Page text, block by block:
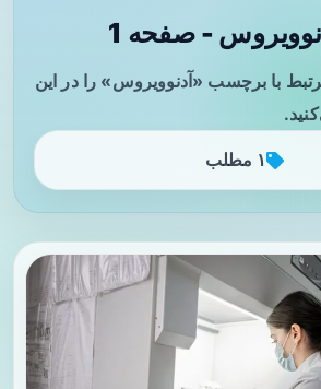
- صفحه 1
با برچسب «آدنوویروس» را در این
۱ مطلب